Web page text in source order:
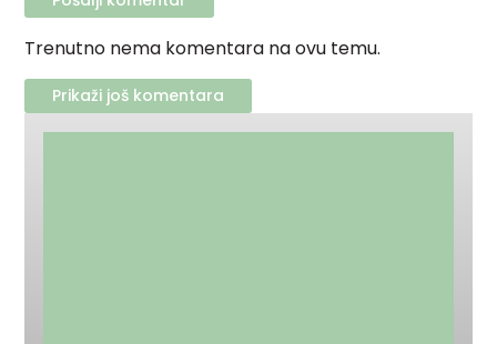
Trenutno nema komentara na ovu temu.
Prikaži još komentara